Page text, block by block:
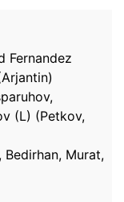
Fernandez
(L) (Petkov,
Bedirhan, Murat,